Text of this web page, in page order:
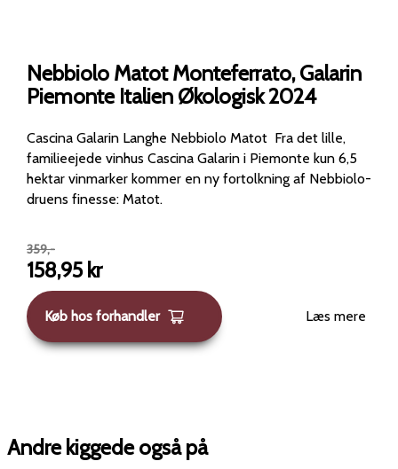
Nebbiolo Matot Monteferrato, Galarin
Piemonte Italien Økologisk 2024
Cascina Galarin Langhe Nebbiolo Matot Fra det lille,
familieejede vinhus Cascina Galarin i Piemonte kun 6,5
hektar vinmarker kommer en ny fortolkning af Nebbiolo-
druens finesse: Matot.
359,-
158,95kr
Køb hos forhandler Læs mere
Andre kiggede også på